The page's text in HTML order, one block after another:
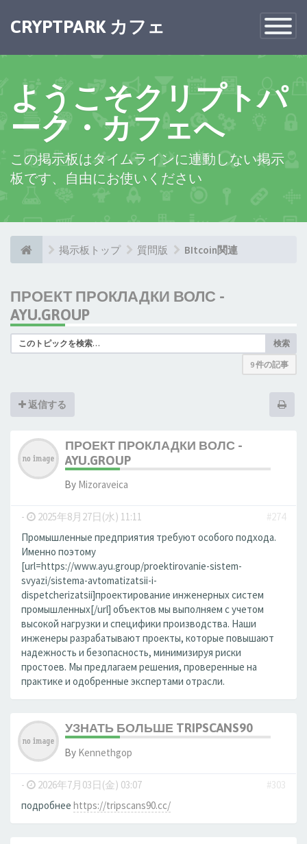
Toggle
CRYPTPARK カフェ
ようこそクリプトパ
ーク・カフェへ
この掲示板はタイムラインに連動しない掲示
板です、自由にお使いください
掲示板トップ 質問版 BItcoin関連
ПРОЕКТ ПРОКЛАДКИ ВОЛС -
AYU.GROUP
検索
9 件の記事
返信する
ПРОЕКТ ПРОКЛАДКИ ВОЛС -
AYU.GROUP
By Mizoraveica
- 2025年8月27日(水) 11:11
#274
Промышленные предприятия требуют особого подхода.
Именно поэтому
[url=https://www.ayu.group/proektirovanie-sistem-
svyazi/sistema-avtomatizatsii-i-
dispetcherizatsii]проектирование инженерных систем
промышленных[/url] объектов мы выполняем с учетом
высокой нагрузки и специфики производства. Наши
инженеры разрабатывают проекты, которые повышают
надежность и безопасность, минимизируя риски
простоев. Мы предлагаем решения, проверенные на
практике и одобренные экспертами отрасли.
УЗНАТЬ БОЛЬШЕ TRIPSCANS90
By Kennethgop
- 2026年7月03日(金) 03:07
#303
подробнее https://tripscans90.cc/